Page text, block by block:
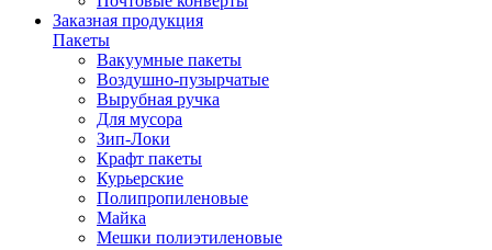
Заказная продукция
Пакеты
Вакуумные пакеты
Воздушно-пузырчатые
Вырубная ручка
Для мусора
Зип-Локи
Крафт пакеты
Курьерские
Полипропиленовые
Майка
Мешки полиэтиленовые